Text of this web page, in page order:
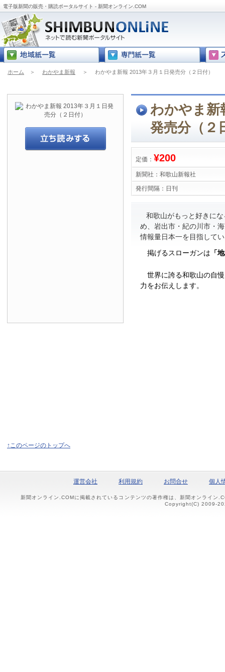
電子版新聞の販売・購読ポータルサイト - 新聞オンライン.COM
ホーム ＞ わかやま新報 ＞ わかやま新報 2013年３月１日発売分（２日付）
わかやま新
発売分（２
定価： ¥200
新聞社： 和歌山新報社
発行間隔： 日刊
和歌山がもっと好きに
め、岩出市・紀の川市・
情報量日本一を目指して
掲げるスローガンは 「
世界に誇る和歌山の自
力をお伝えします。
↑このページのトップへ
運営会社 利用規約 お問合せ 個人
新聞オンライン.COMに掲載されているコンテンツの著作権は、新聞オンライン
Copyright(C) 2009-